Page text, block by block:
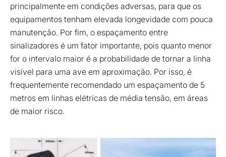
principalmente em condições adversas, para que os
equipamentos tenham elevada longevidade com pouca
manutenção. Por fim, o espaçamento entre
sinalizadores é um fator importante, pois quanto menor
for o intervalo maior é a probabilidade de tornar a linha
visível para uma ave em aproximação. Por isso, é
frequentemente recomendado um espaçamento de 5
metros em linhas elétricas de média tensão, em áreas
de maior risco.